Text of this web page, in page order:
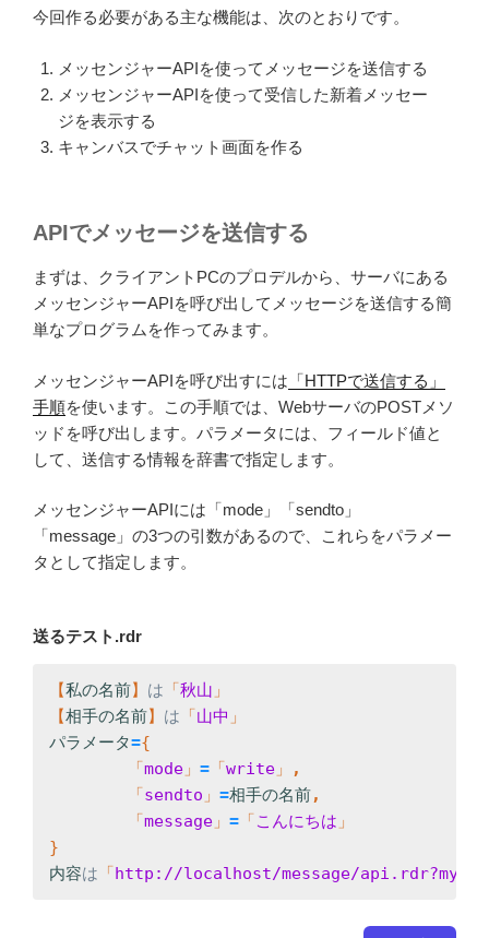
今回作る必要がある主な機能は、次のとおりです。
メッセンジャーAPIを使ってメッセージを送信する
メッセンジャーAPIを使って受信した新着メッセー
ジを表示する
キャンバスでチャット画面を作る
APIでメッセージを送信する
まずは、クライアントPCのプロデルから、サーバにある
メッセンジャーAPIを呼び出してメッセージを送信する簡
単なプログラムを作ってみます。
メッセンジャーAPIを呼び出すには 「HTTPで送信する」
手順を使います。この手順では、WebサーバのPOSTメソ
ッドを呼び出します。パラメータには、フィールド値と
して、送信する情報を辞書で指定します。
メッセンジャーAPIには「mode」「sendto」
「message」の3つの引数があるので、これらをパラメー
タとして指定します。
送るテスト.rdr
【私の名前】 は 「秋山
【相手の名前】 は 「山中
パラメータ=
「mode 」 = 「write 」
「sendto 」 =相手の名前
「message 」 = 「こんにちは
内容は 「http://localhost/message/